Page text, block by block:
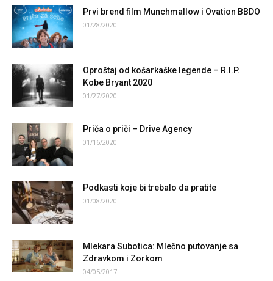
Prvi brend film Munchmallow i Ovation BBDO
01/28/2020
Oproštaj od košarkaške legende – R.I.P.
Kobe Bryant 2020
01/27/2020
Priča o priči – Drive Agency
01/16/2020
Podkasti koje bi trebalo da pratite
01/08/2020
Mlekara Subotica: Mlečno putovanje sa
Zdravkom i Zorkom
04/05/2017